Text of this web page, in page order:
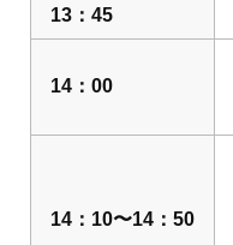
13：45
14：00
14：10〜14：50